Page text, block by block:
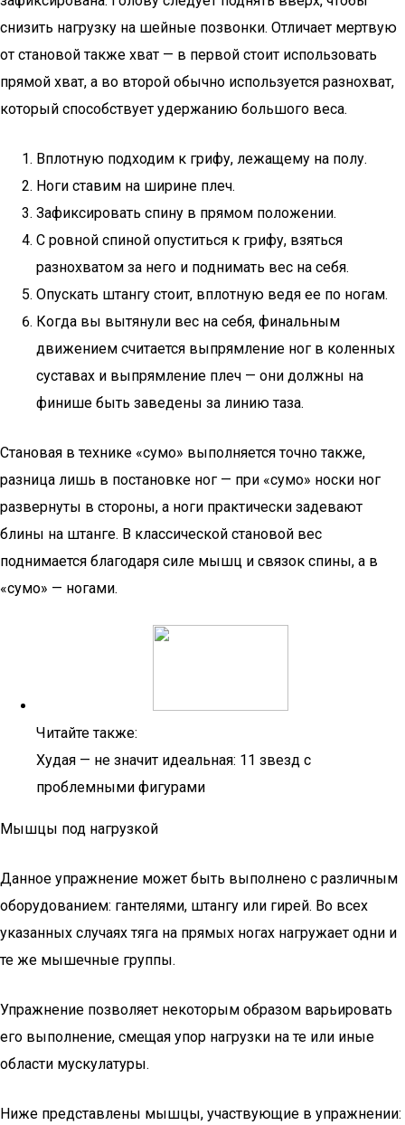
снизить нагрузку на шейные позвонки. Отличает мертвую
от становой также хват — в первой стоит использовать
прямой хват, а во второй обычно используется разнохват,
который способствует удержанию большого веса.
Вплотную подходим к грифу, лежащему на полу.
Ноги ставим на ширине плеч.
Зафиксировать спину в прямом положении.
С ровной спиной опуститься к грифу, взяться
разнохватом за него и поднимать вес на себя.
Опускать штангу стоит, вплотную ведя ее по ногам.
Когда вы вытянули вес на себя, финальным
движением считается выпрямление ног в коленных
суставах и выпрямление плеч — они должны на
финише быть заведены за линию таза.
Становая в технике «сумо» выполняется точно также,
разница лишь в постановке ног — при «сумо» носки ног
развернуты в стороны, а ноги практически задевают
блины на штанге. В классической становой вес
поднимается благодаря силе мышц и связок спины, а в
«сумо» — ногами.
Читайте также:
Худая — не значит идеальная: 11 звезд с
проблемными фигурами
Мышцы под нагрузкой
Данное упражнение может быть выполнено с различным
оборудованием: гантелями, штангу или гирей. Во всех
указанных случаях тяга на прямых ногах нагружает одни и
те же мышечные группы.
Упражнение позволяет некоторым образом варьировать
его выполнение, смещая упор нагрузки на те или иные
области мускулатуры.
Ниже представлены мышцы, участвующие в упражнении: